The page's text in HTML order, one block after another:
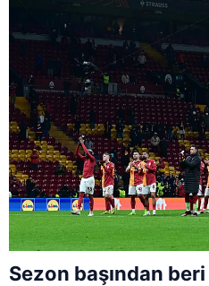
Sezon başından